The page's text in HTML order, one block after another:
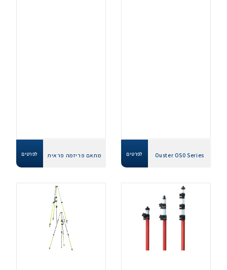
Ouster OS0 Series לפרטים מתאם פריזמה פראית לפרטים